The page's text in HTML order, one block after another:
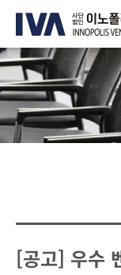
[공고] 우수